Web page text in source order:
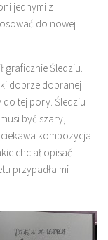
jednymi z
do nowej
graficznie Śledziu.
dobrze dobranej
tej pory. Śledziu
być szary,
kompozycja
chciał opisać
przypadła mi